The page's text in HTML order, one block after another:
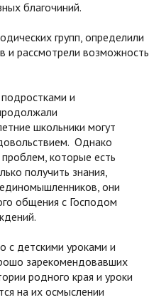
благочиний.
групп, определили
и рассмотрели возможность
и
школьники могут
Однако
которые есть
получить знания,
они
общения с Господом
с детскими уроками и
зарекомендовавших
родного края и уроки
на их осмыслении